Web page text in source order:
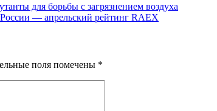
для борьбы с загрязнением воздуха
— апрельский рейтинг RAEX
поля помечены *